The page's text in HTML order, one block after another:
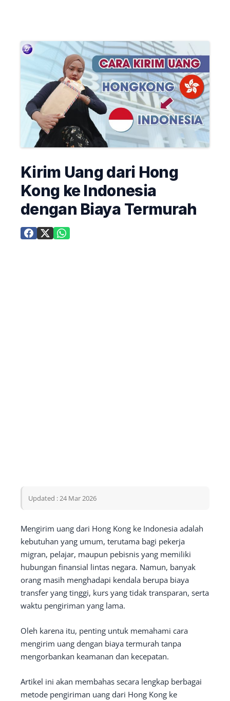
Kirim Uang dari Hong
Kong ke Indonesia
dengan Biaya Termurah
Updated : 24 Mar 2026
Mengirim uang dari Hong Kong ke Indonesia adalah
kebutuhan yang umum, terutama bagi pekerja
migran, pelajar, maupun pebisnis yang memiliki
hubungan finansial lintas negara. Namun, banyak
orang masih menghadapi kendala berupa biaya
transfer yang tinggi, kurs yang tidak transparan, serta
waktu pengiriman yang lama.
Oleh karena itu, penting untuk memahami cara
mengirim uang dengan biaya termurah tanpa
mengorbankan keamanan dan kecepatan.
Artikel ini akan membahas secara lengkap berbagai
metode pengiriman uang dari Hong Kong ke